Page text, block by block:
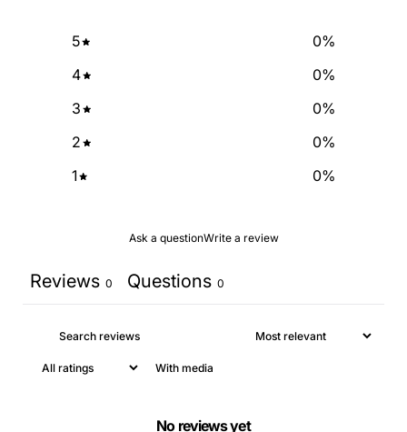
5 0%
4
0%
3
0%
2
0%
1
0%
Ask a questionWrite a review
Reviews 0 Questions 0
With media
No reviews yet